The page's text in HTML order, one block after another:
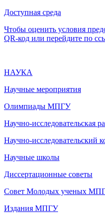
Доступная среда
Чтобы оценить условия
QR-код или перейдите по
НАУКА
Научные мероприятия
Олимпиады МПГУ
Научно-исследовательская
Научно-
Научные школы
Диссертационные советы
Совет Молодых ученых
Издания МПГУ